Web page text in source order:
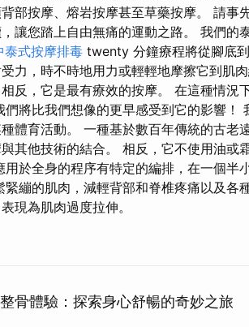
部按摩、熔岩按摩甚至草藥按摩。 請事
讓您踏上自由無痛的運動之路。 我們
泰式按摩排毒 twenty 分鐘療程將從腳底
力，時不時地用力或輕輕地摩擦它到肌
反，它是最有療效的按摩。 在這種情況
們將比我們想像的更早感受到它的影響！
體育活動。 一種基於數百年傳統的古老
其他技術的結合。 相反，它不使用油或
用於全身的程序有特定的編排，在一個半
緊繃的肌肉，減輕背部和脊椎疼痛以及各
現為肌肉過度拉伸。
骨體驗：探索身心舒暢的奇妙之旅